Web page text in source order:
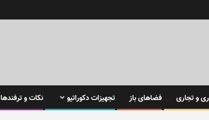
و تجاری فضاهای باز تجهیزات دکوراتیو
نکات و ترفندها